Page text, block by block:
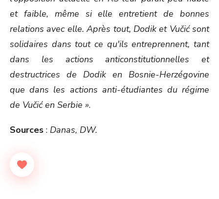
et faible, même si elle entretient de bonnes
relations avec elle. Après tout, Dodik et Vučić sont
solidaires dans tout ce qu'ils entreprennent, tant
dans les actions anticonstitutionnelles et
destructrices de Dodik en Bosnie-Herzégovine
que dans les actions anti-étudiantes du régime
de Vučić en Serbie ».
Sources : Danas, DW.